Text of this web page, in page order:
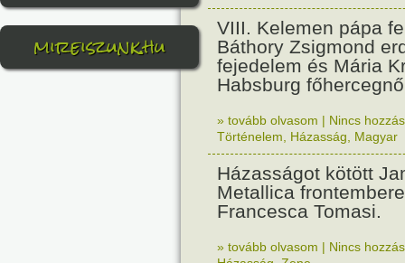
mireiszunk.hu
VIII. Kelemen pápa
Báthory Zsigmond
fejedelem és Mária
Habsburg
» tovább olvasom | Nincs
Történelem
Házasság Magyar
Házasságot kötött
Metallica
Francesca Tomasi.
» tovább olvasom | Nincs